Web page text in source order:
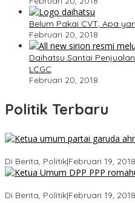
Belum Pakai CVT, Apa
Februari 20, 2018
Daihatsu Santai
LCGC
Februari 20, 2018
Politik Terbaru
Di Berita, Politik|Februari 19, 2018
Di Berita, Politik|Februari 19, 2018